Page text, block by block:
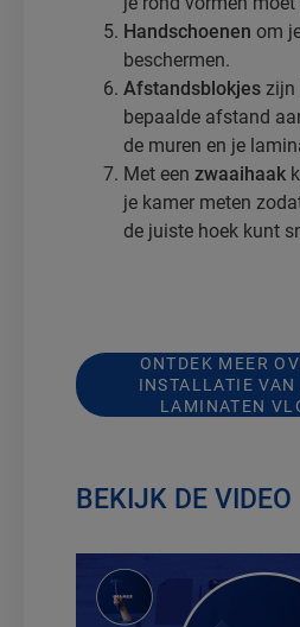
Handschoenen om
beschermen.
Afstandsblokjes zijn
bepaalde afstand
de muren en je
Met een zwaaihaak
je kamer meten
de juiste hoek kunt
ONTDEK MEER
INSTALLATIE VAN
LAMINATEN
BEKIJK DE VIDEO